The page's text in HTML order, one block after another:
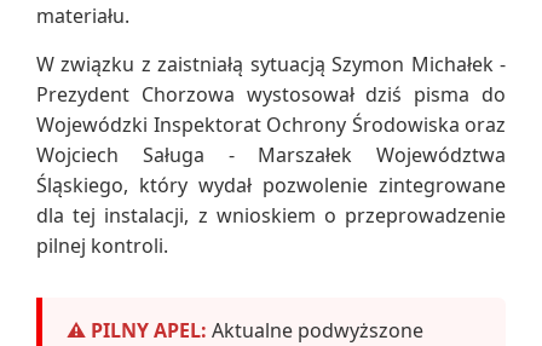
materiału.
W związku z zaistniałą sytuacją Szymon Michałek -
Prezydent Chorzowa wystosował dziś pisma do
Wojewódzki Inspektorat Ochrony Środowiska oraz
Wojciech Saługa - Marszałek Województwa
Śląskiego, który wydał pozwolenie zintegrowane
dla tej instalacji, z wnioskiem o przeprowadzenie
pilnej kontroli.
⚠️ PILNY APEL: Aktualne podwyższone